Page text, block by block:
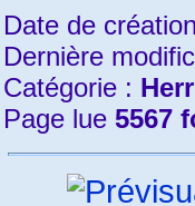
Date de
Dernière
Catégorie :
Page lue 5567